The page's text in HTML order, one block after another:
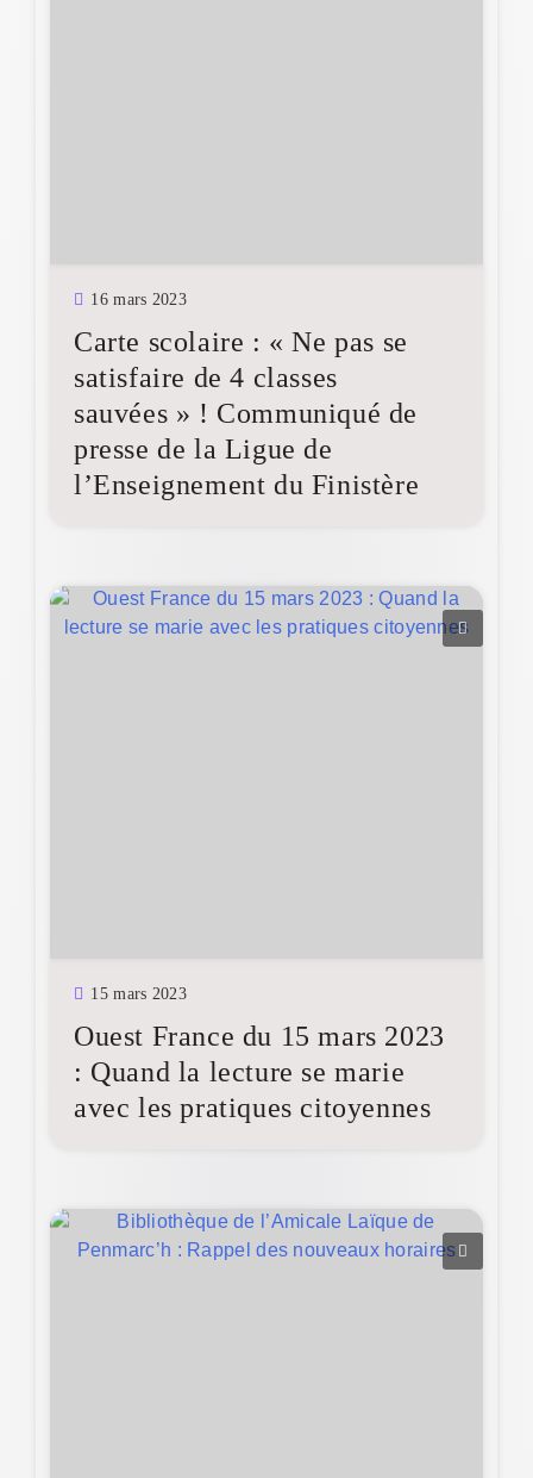
16 mars 2023
Carte scolaire : « Ne pas se
satisfaire de 4 classes
sauvées » ! Communiqué de
presse de la Ligue de
l’Enseignement du Finistère
15 mars 2023
Ouest France du 15 mars 2023
: Quand la lecture se marie
avec les pratiques citoyennes